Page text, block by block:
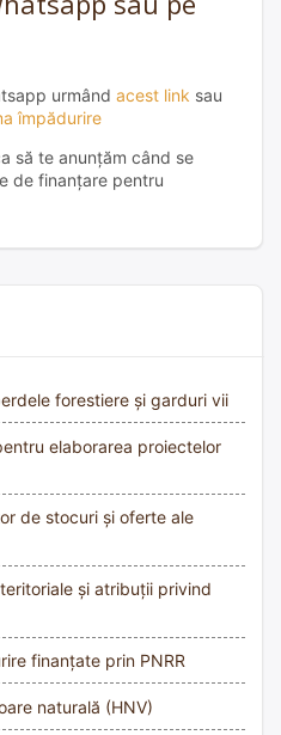
urmând acest link sau
împădurire
să te anunțăm când se
de finanțare pentru
forestiere și garduri vii
elaborarea proiectelor
de stocuri și oferte ale
și atribuții privind
finanțate prin PNRR
naturală (HNV)